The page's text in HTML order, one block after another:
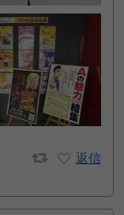
返信